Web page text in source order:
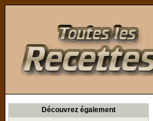
Découvrez également